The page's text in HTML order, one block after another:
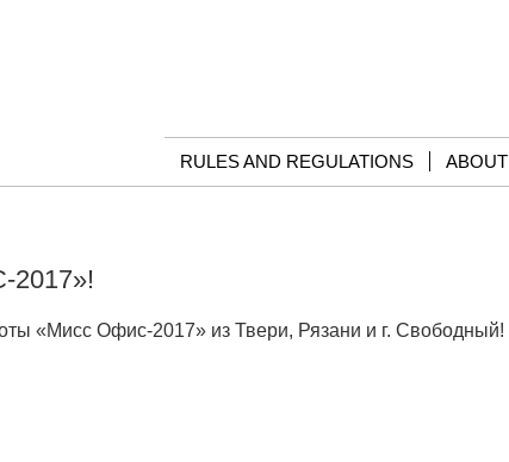
RULES AND REGULATIONS
«Мисс Офис-2017» из Твери, Рязани и г. Свободный!